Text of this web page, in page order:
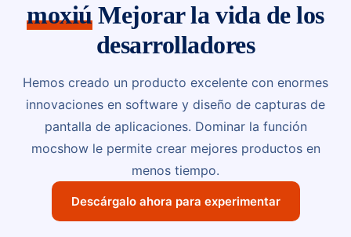
moxiúMejorar la vida de los
desarrolladores
Hemos creado un producto excelente con enormes
innovaciones en software y diseño de capturas de
pantalla de aplicaciones. Dominar la función
mocshow le permite crear mejores productos en
menos tiempo.
Descárgalo ahora para experimentar